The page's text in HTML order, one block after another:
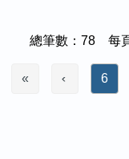
總筆數：78 每
« 6